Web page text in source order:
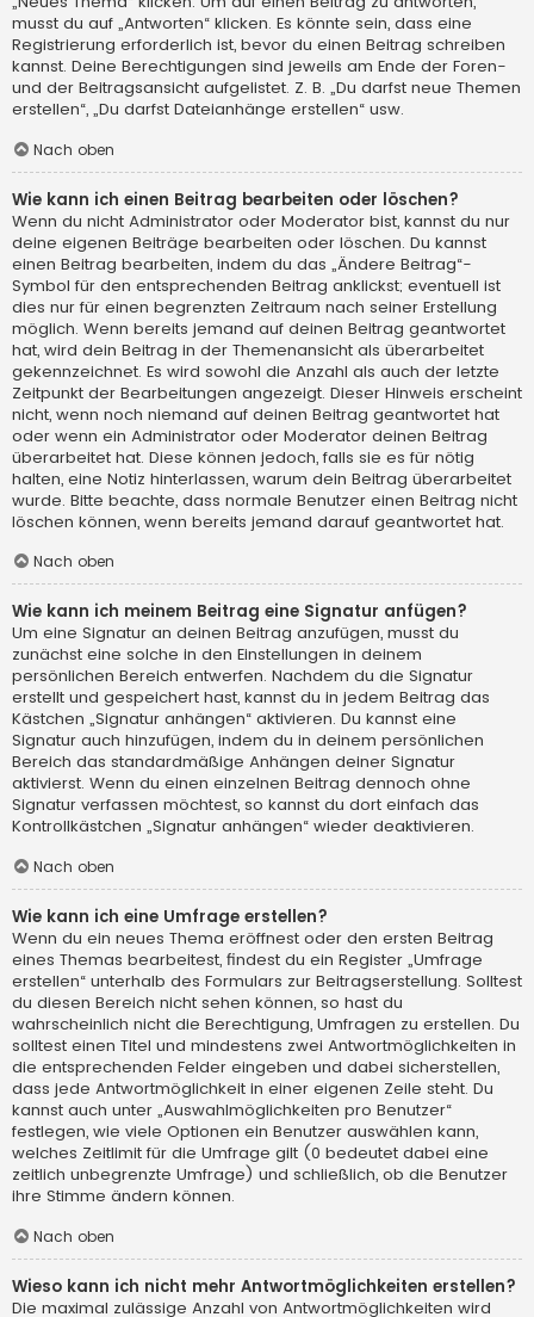
musst du auf „Antworten“ klicken. Es könnte sein, dass eine
Registrierung erforderlich ist, bevor du einen Beitrag schreiben
kannst. Deine Berechtigungen sind jeweils am Ende der Foren-
und der Beitragsansicht aufgelistet. Z. B. „Du darfst neue Themen
erstellen“, „Du darfst Dateianhänge erstellen“ usw.
Nach oben
Wie kann ich einen Beitrag bearbeiten oder löschen?
Wenn du nicht Administrator oder Moderator bist, kannst du nur
deine eigenen Beiträge bearbeiten oder löschen. Du kannst
einen Beitrag bearbeiten, indem du das „Ändere Beitrag“-
Symbol für den entsprechenden Beitrag anklickst; eventuell ist
dies nur für einen begrenzten Zeitraum nach seiner Erstellung
möglich. Wenn bereits jemand auf deinen Beitrag geantwortet
hat, wird dein Beitrag in der Themenansicht als überarbeitet
gekennzeichnet. Es wird sowohl die Anzahl als auch der letzte
Zeitpunkt der Bearbeitungen angezeigt. Dieser Hinweis erscheint
nicht, wenn noch niemand auf deinen Beitrag geantwortet hat
oder wenn ein Administrator oder Moderator deinen Beitrag
überarbeitet hat. Diese können jedoch, falls sie es für nötig
halten, eine Notiz hinterlassen, warum dein Beitrag überarbeitet
wurde. Bitte beachte, dass normale Benutzer einen Beitrag nicht
löschen können, wenn bereits jemand darauf geantwortet hat.
Nach oben
Wie kann ich meinem Beitrag eine Signatur anfügen?
Um eine Signatur an deinen Beitrag anzufügen, musst du
zunächst eine solche in den Einstellungen in deinem
persönlichen Bereich entwerfen. Nachdem du die Signatur
erstellt und gespeichert hast, kannst du in jedem Beitrag das
Kästchen „Signatur anhängen“ aktivieren. Du kannst eine
Signatur auch hinzufügen, indem du in deinem persönlichen
Bereich das standardmäßige Anhängen deiner Signatur
aktivierst. Wenn du einen einzelnen Beitrag dennoch ohne
Signatur verfassen möchtest, so kannst du dort einfach das
Kontrollkästchen „Signatur anhängen“ wieder deaktivieren.
Nach oben
Wie kann ich eine Umfrage erstellen?
Wenn du ein neues Thema eröffnest oder den ersten Beitrag
eines Themas bearbeitest, findest du ein Register „Umfrage
erstellen“ unterhalb des Formulars zur Beitragserstellung. Solltest
du diesen Bereich nicht sehen können, so hast du
wahrscheinlich nicht die Berechtigung, Umfragen zu erstellen. Du
solltest einen Titel und mindestens zwei Antwortmöglichkeiten in
die entsprechenden Felder eingeben und dabei sicherstellen,
dass jede Antwortmöglichkeit in einer eigenen Zeile steht. Du
kannst auch unter „Auswahlmöglichkeiten pro Benutzer“
festlegen, wie viele Optionen ein Benutzer auswählen kann,
welches Zeitlimit für die Umfrage gilt (0 bedeutet dabei eine
zeitlich unbegrenzte Umfrage) und schließlich, ob die Benutzer
ihre Stimme ändern können.
Nach oben
Wieso kann ich nicht mehr Antwortmöglichkeiten erstellen?
Die maximal zulässige Anzahl von Antwortmöglichkeiten wird